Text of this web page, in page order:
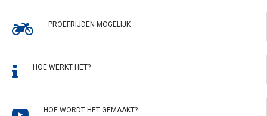
PROEFRIJDEN MOGELIJK
HOE WERKT HET?
HOE WORDT HET GEMAAKT?